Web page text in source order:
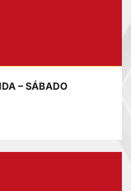
– SÁBADO